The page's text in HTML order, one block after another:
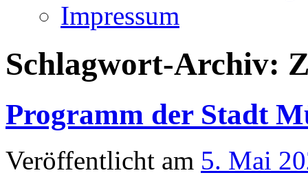
Impressum
Schlagwort-Archiv:
Programm der Stadt
Veröffentlicht am 5. Mai